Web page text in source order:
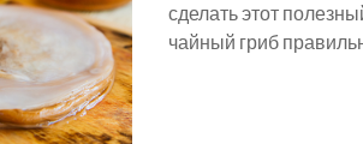
сделать этот
чайный гриб